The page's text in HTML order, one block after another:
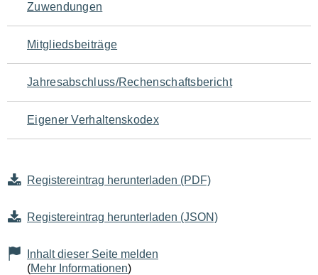
Zuwendungen
Mitgliedsbeiträge
Jahresabschluss/Rechenschaftsbericht
Eigener Verhaltenskodex
Registereintrag herunterladen (PDF)
Registereintrag herunterladen (JSON)
Inhalt dieser Seite melden
(Mehr Informationen)